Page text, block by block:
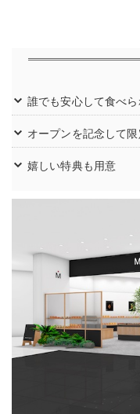
誰でも安心して食べ
オープンを記念して
嬉しい特典も用意